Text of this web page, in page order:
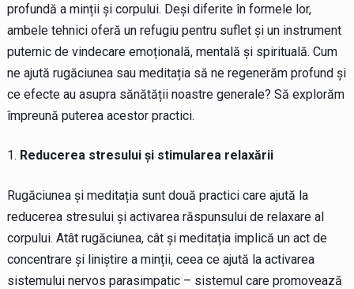
profundă a minții și corpului. Deși diferite în formele lor,
ambele tehnici oferă un refugiu pentru suflet și un instrument
puternic de vindecare emoțională, mentală și spirituală. Cum
ne ajută rugăciunea sau meditația să ne regenerăm profund și
ce efecte au asupra sănătății noastre generale? Să explorăm
împreună puterea acestor practici.
Reducerea stresului și stimularea relaxării
Rugăciunea și meditația sunt două practici care ajută la
reducerea stresului și activarea răspunsului de relaxare al
corpului. Atât rugăciunea, cât și meditația implică un act de
concentrare și liniștire a minții, ceea ce ajută la activarea
sistemului nervos parasimpatic – sistemul care promovează